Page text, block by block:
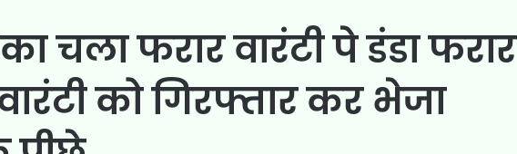
चला फरार वारंटी पे डंडा फरार
को गिरफ्तार कर भेजा